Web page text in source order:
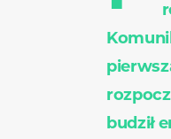
budził